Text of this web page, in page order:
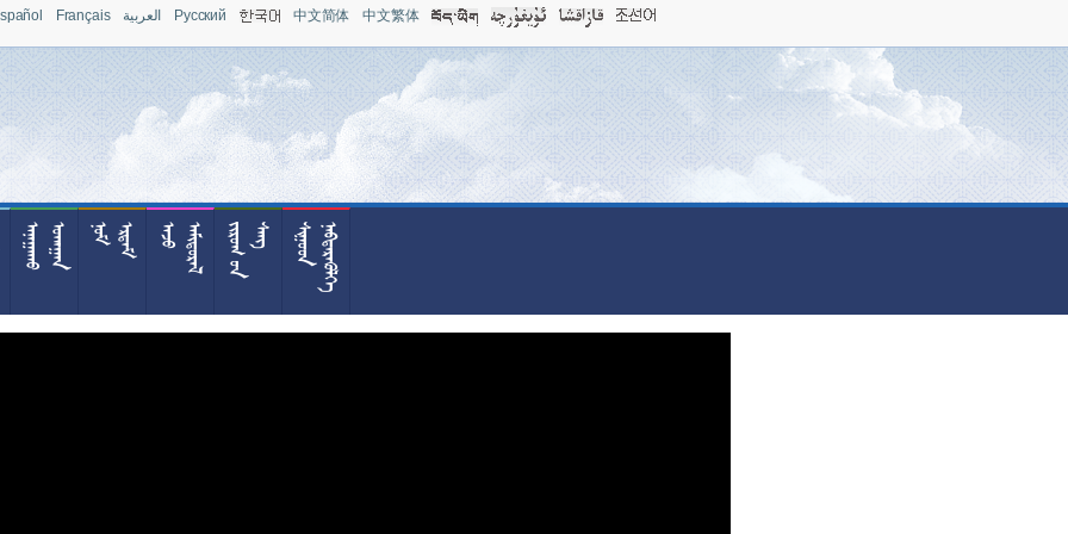
Français العربية Pусский 中文简体 中文繁体











  





  








  







 














